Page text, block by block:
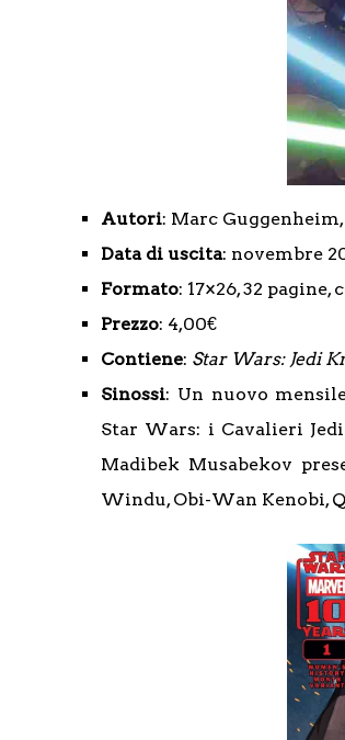
Autori: Marc
Data di uscita: novembre
Formato: 17×26, 32
Prezzo: 4,00€
Contiene: Star Wars: Jedi
Sinossi: Un nuovo
Star Wars: i Cavalieri
Madibek Musabekov
Windu, Obi-Wan Kenobi,